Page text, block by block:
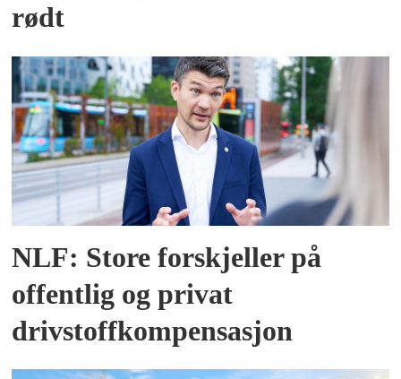
rødt
NLF: Store forskjeller på
offentlig og privat
drivstoffkompensasjon